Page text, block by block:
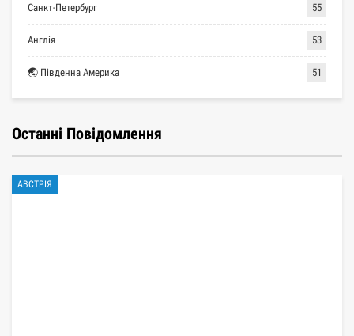
Санкт-Петербург 55
Англія 53
🌏 Південна Америка 51
Останні Повідомлення
АВСТРІЯ